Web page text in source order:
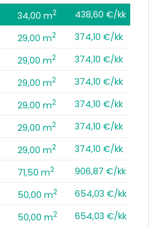
34,00 m2
438,60 €/kk
29,00 m2
374,10 €/kk
29,00 m2
374,10 €/kk
29,00 m2
374,10 €/kk
29,00 m2
374,10 €/kk
29,00 m2
374,10 €/kk
29,00 m2
374,10 €/kk
71,50 m2
906,87 €/kk
50,00 m2
654,03 €/kk
50,00 m2 654,03 €/kk